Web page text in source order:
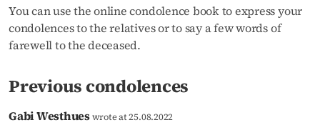
You can use the online condolence book to express your
condolences to the relatives or to say a few words of
farewell to the deceased.
Previous condolences
Gabi Westhueswrote at 25.08.2022